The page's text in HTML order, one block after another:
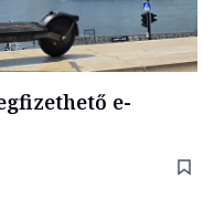
e-